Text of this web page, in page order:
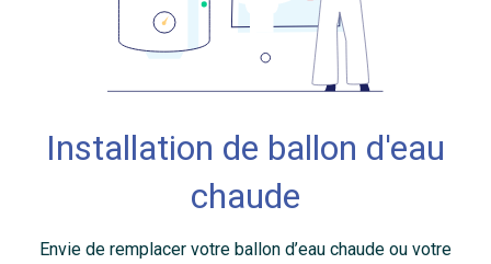
Installation de ballon d'eau
chaude
Envie de remplacer votre ballon d’eau chaude ou votre